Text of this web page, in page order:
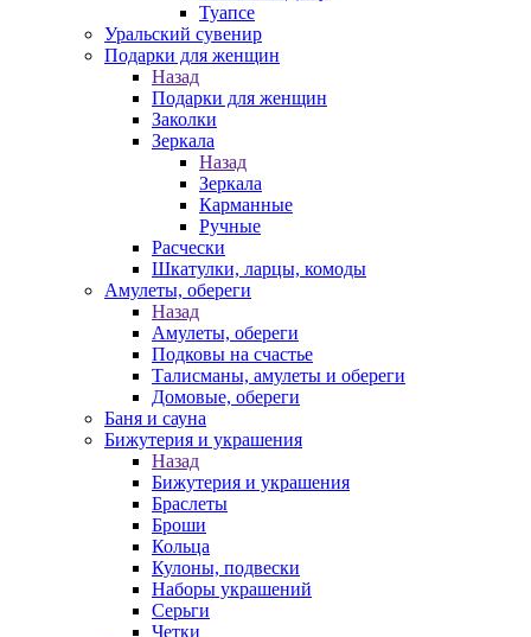
Туапсе
Уральский сувенир
Подарки для женщин
Назад
Подарки для женщин
Заколки
Зеркала
Назад
Зеркала
Карманные
Ручные
Расчески
Шкатулки, ларцы, комоды
Амулеты, обереги
Назад
Амулеты, обереги
Подковы на счастье
Талисманы, амулеты и обереги
Домовые, обереги
Баня и сауна
Бижутерия и украшения
Назад
Бижутерия и украшения
Браслеты
Броши
Кольца
Кулоны, подвески
Наборы украшений
Серьги
Четки